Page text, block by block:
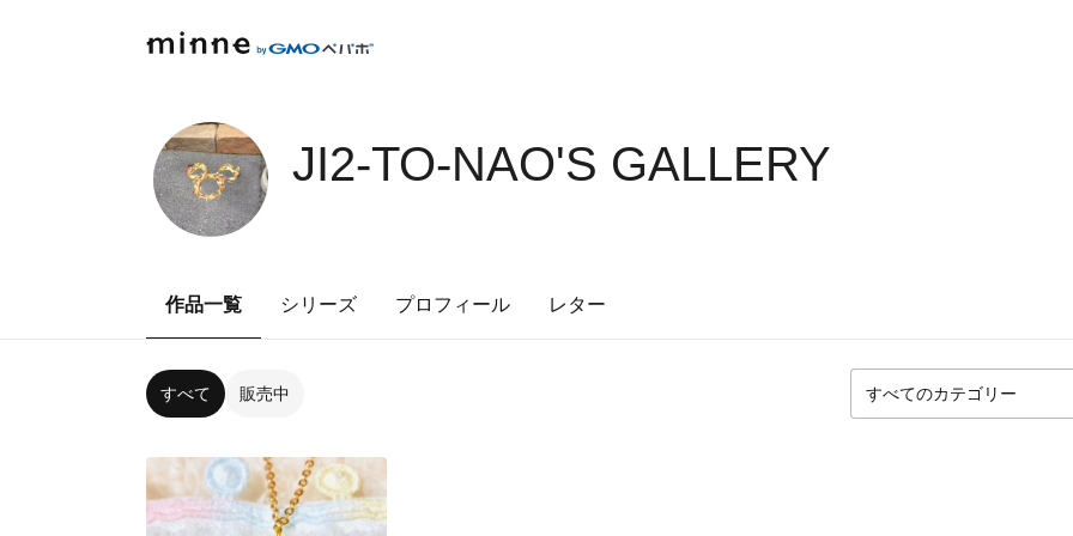
JI2-TO-NAO'S GALLERY
作品一覧 シリーズ プロフィール レター
すべて 販売中